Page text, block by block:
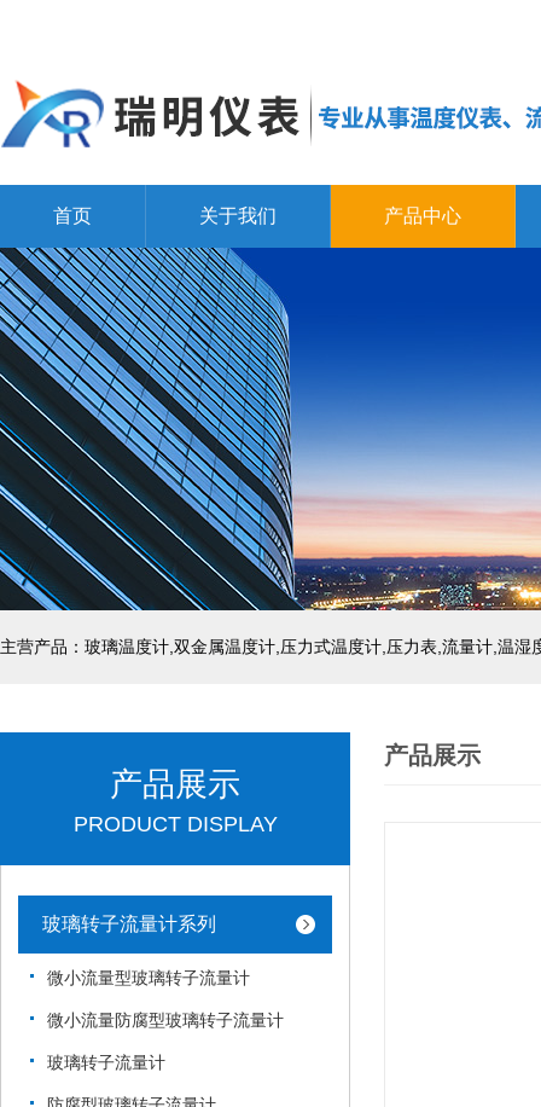
首页 关于我们 产品中心
产品展示
PRODUCT DISPLAY
玻璃转子流量计系列
微小流量型玻璃转子流量计
微小流量防腐型玻璃转子流量计
玻璃转子流量计
产品展示